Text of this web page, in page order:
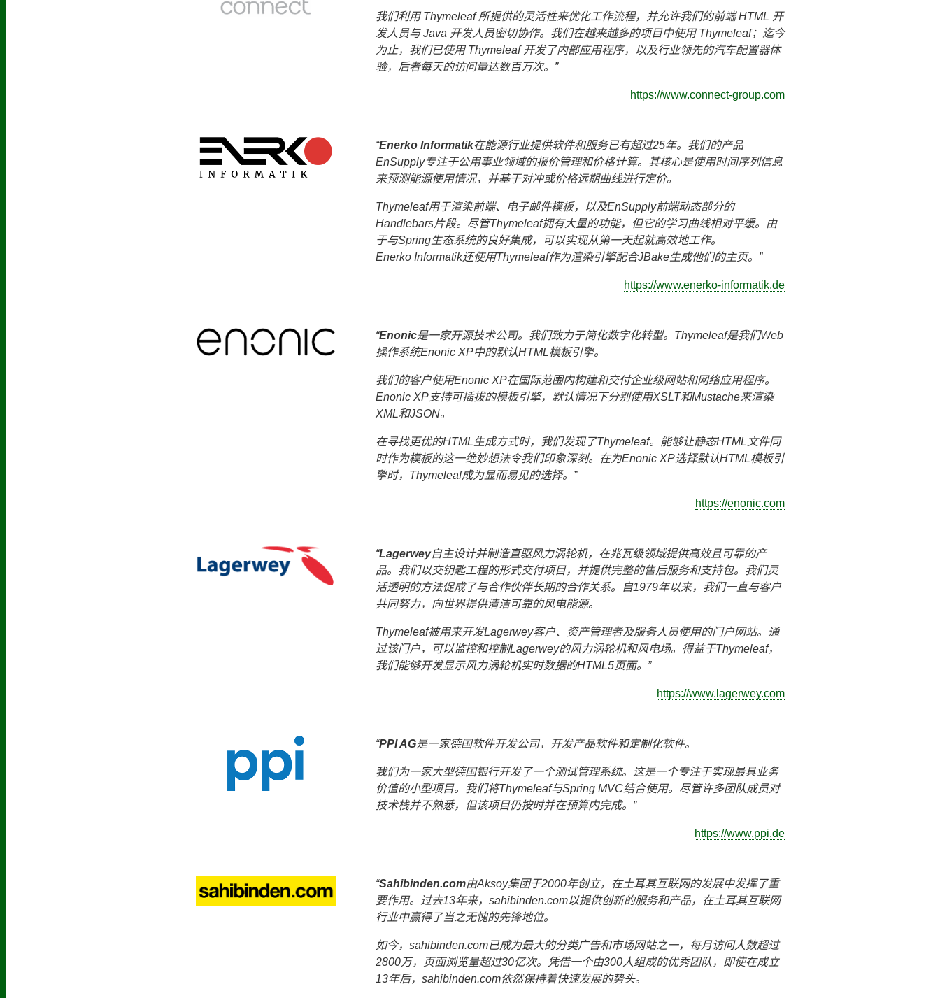
https://www.connect-group.com
我们利用 Thymeleaf 所提供的灵活性来优化工作流程，并允许我们的前端 HTML 开
发人员与 Java 开发人员密切协作。我们在越来越多的项目中使用 Thymeleaf；迄今
为止，我们已使用 Thymeleaf 开发了内部应用程序，以及行业领先的汽车配置器体
验，后者每天的访问量达数百万次。
https://www.enerko-informatik.de
Enerko Informatik在能源行业提供软件和服务已有超过25年。我们的产品
EnSupply专注于公用事业领域的报价管理和价格计算。其核心是使用时间序列信息
来预测能源使用情况，并基于对冲或价格远期曲线进行定价。
Thymeleaf用于渲染前端、电子邮件模板，以及EnSupply前端动态部分的
Handlebars片段。尽管Thymeleaf拥有大量的功能，但它的学习曲线相对平缓。由
于与Spring生态系统的良好集成，可以实现从第一天起就高效地工作。
Enerko Informatik还使用Thymeleaf作为渲染引擎配合JBake生成他们的主页。
https://enonic.com
Enonic是一家开源技术公司。我们致力于简化数字化转型。Thymeleaf是我们Web
操作系统Enonic XP中的默认HTML模板引擎。
我们的客户使用Enonic XP在国际范围内构建和交付企业级网站和网络应用程序。
Enonic XP支持可插拔的模板引擎，默认情况下分别使用XSLT和Mustache来渲染
XML和JSON。
在寻找更优的HTML生成方式时，我们发现了Thymeleaf。能够让静态HTML文件同
时作为模板的这一绝妙想法令我们印象深刻。在为Enonic XP选择默认HTML模板引
擎时，Thymeleaf成为显而易见的选择。
https://www.lagerwey.com
Lagerwey自主设计并制造直驱风力涡轮机，在兆瓦级领域提供高效且可靠的产
品。我们以交钥匙工程的形式交付项目，并提供完整的售后服务和支持包。我们灵
活透明的方法促成了与合作伙伴长期的合作关系。自1979年以来，我们一直与客户
共同努力，向世界提供清洁可靠的风电能源。
Thymeleaf被用来开发Lagerwey客户、资产管理者及服务人员使用的门户网站。通
过该门户，可以监控和控制Lagerwey的风力涡轮机和风电场。得益于Thymeleaf，
我们能够开发显示风力涡轮机实时数据的HTML5页面。
https://www.ppi.de
PPI AG是一家德国软件开发公司，开发产品软件和定制化软件。
我们为一家大型德国银行开发了一个测试管理系统。这是一个专注于实现最具业务
价值的小型项目。我们将Thymeleaf与Spring MVC结合使用。尽管许多团队成员对
技术栈并不熟悉，但该项目仍按时并在预算内完成。
Sahibinden.com由Aksoy集团于2000年创立，在土耳其互联网的发展中发挥了重
要作用。过去13年来，sahibinden.com以提供创新的服务和产品，在土耳其互联网
行业中赢得了当之无愧的先锋地位。
如今，sahibinden.com已成为最大的分类广告和市场网站之一，每月访问人数超过
2800万，页面浏览量超过30亿次。凭借一个由300人组成的优秀团队，即使在成立
13年后，sahibinden.com依然保持着快速发展的势头。